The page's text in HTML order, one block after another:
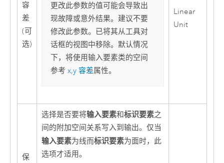
容
差
(可
选)
更改此参数的值可能会导致出
现故障或意外结果。建议不要
修改此参数。已将其从工具对
话框的视图中移除。默认情况
下，将使用输入要素类的空间
参考x,y 容差属性。
Linear
Unit
保
选择是否要将输入要素和标识要素之
间的附加空间关系写入到输出。仅当
输入要素为线而标识要素为面时，此
选项才适用。